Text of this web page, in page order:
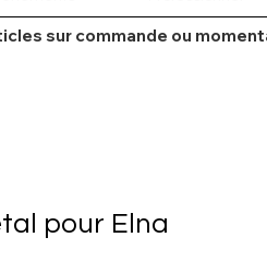
sur commande ou
pour Elna